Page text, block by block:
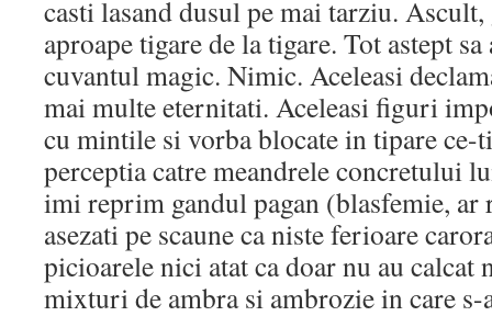
casti lasand dusul pe mai tarziu.
aproape tigare de la tigare. Tot astept
cuvantul magic. Nimic. Aceleasi
mai multe eternitati. Aceleasi figuri
cu mintile si vorba blocate in tipare ce-
perceptia catre meandrele concretului
imi reprim gandul pagan (blasfemie, ar
asezati pe scaune ca niste ferioare
picioarele nici atat ca doar nu au calcat
mixturi de ambra si ambrozie in care s-